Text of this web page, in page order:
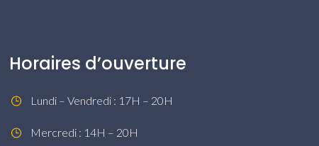
Horaires d’ouverture
Lundi – Vendredi : 17H – 20H
Mercredi : 14H – 20H